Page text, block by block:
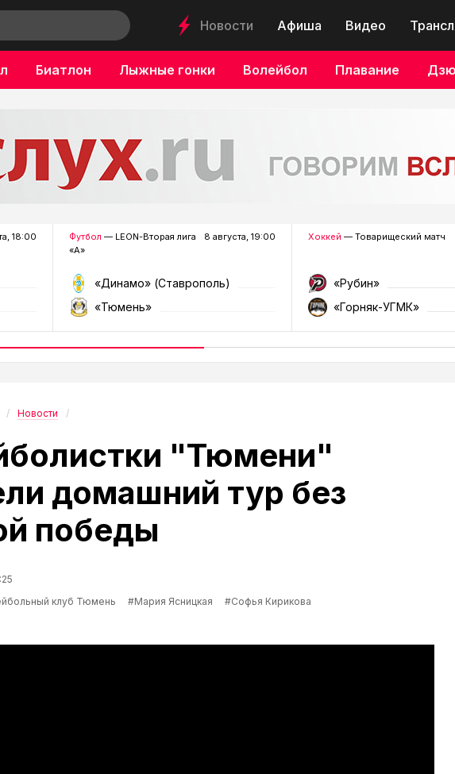
Новости Афиша Видео
Биатлон Лыжные гонки Волейбол Плавание
18:00 Футбол — LEON-Вторая лига
«А»
8 августа, 19:00
«Динамо» (Ставрополь)
«Тюмень»
Хоккей — Товарищеский матч
«Рубин»
«Горняк-УГМК»
Новости
"Тюмени"
домашний тур без
победы
клуб Тюмень #Мария Ясницкая #Софья Кирикова